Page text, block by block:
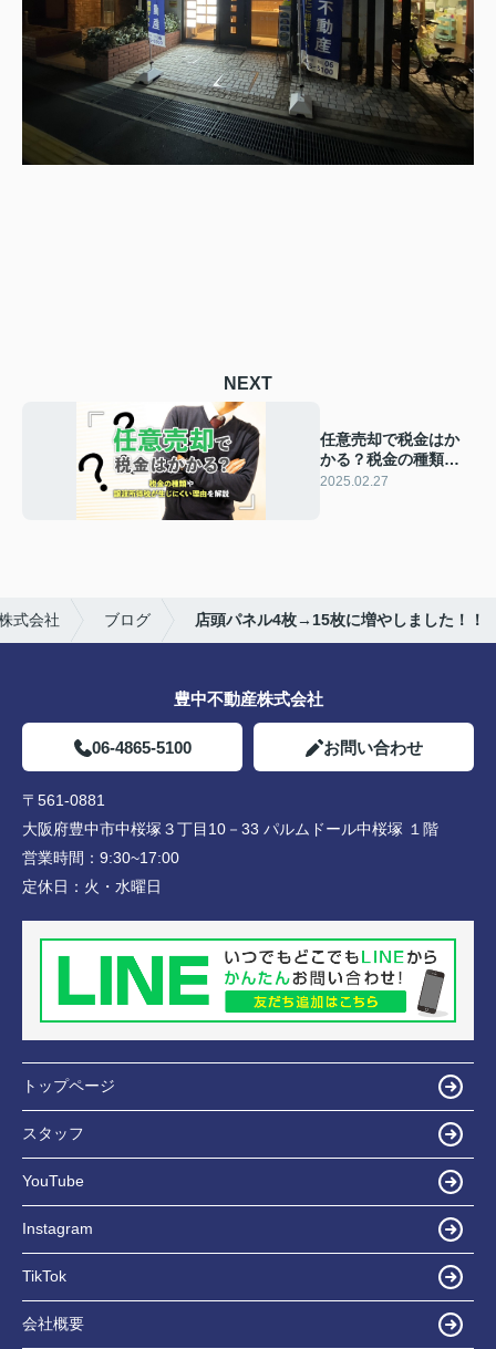
NEXT
任意売却で税金はか
かる？税金の種類や
譲渡所得税が生じに
2025.02.27
式会社 ブログ 店頭パネル4枚→15枚に増やしました！！
豊中不動産株式会社
06-4865-5100 お問い合わせ
〒561-0881
大阪府豊中市中桜塚３丁目10－33 パルムドール中桜塚 １階
営業時間： 9:30~17:00
定休日： 火・水曜日
トップページ
スタッフ
YouTube
Instagram
TikTok
会社概要